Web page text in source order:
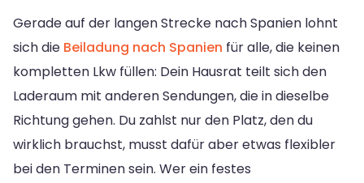
Gerade auf der langen Strecke nach Spanien lohnt
sich die Beiladung nach Spanien für alle, die keinen
kompletten Lkw füllen: Dein Hausrat teilt sich den
Laderaum mit anderen Sendungen, die in dieselbe
Richtung gehen. Du zahlst nur den Platz, den du
wirklich brauchst, musst dafür aber etwas flexibler
bei den Terminen sein. Wer ein festes